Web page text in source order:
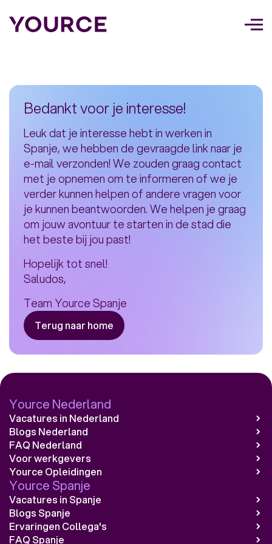
Bedankt voor je interesse!
Leuk dat je interesse hebt in werken in
Spanje, we hebben de gevraagde link naar je
e-mail verzonden! We zouden graag contact
met je opnemen om te informeren of we je
verder kunnen helpen of andere vragen voor
je kunnen beantwoorden. We helpen je graag
om jouw avontuur te starten in de stad die
het beste bij jou past!
Hopelijk tot snel!
Saludos,
Team Yource Spanje
Terug naar home
Yource Nederland
Vacatures in Nederland
Blogs Nederland
FAQ Nederland
Voor werkgevers
Yource Opleidingen
Yource Spanje
Vacatures in Spanje
Blogs Spanje
Ervaringen Collega's
FAQ Spanje